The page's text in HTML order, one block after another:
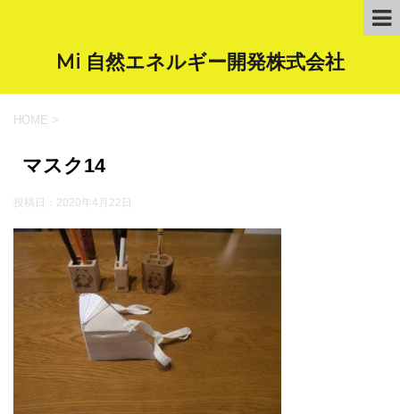
Mi 自然エネルギー開発株式会社
HOME >
マスク14
投稿日： 2020年4月22日